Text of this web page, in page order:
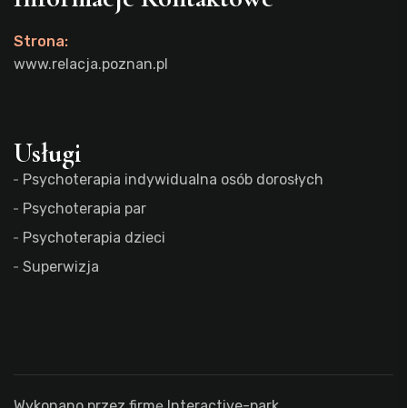
Strona:
www.relacja.poznan.pl
Usługi
Psychoterapia indywidualna osób dorosłych
Psychoterapia par
Psychoterapia dzieci
Superwizja